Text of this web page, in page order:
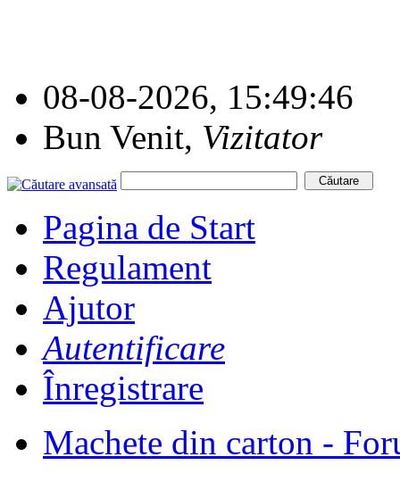
08-08-2026, 15:49:46
Bun Venit, Vizitator
Pagina de Start
Regulament
Ajutor
Autentificare
Înregistrare
Machete din carton -